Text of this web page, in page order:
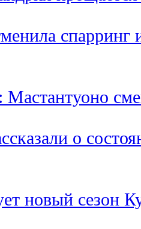
спарринг
о
новый сезон